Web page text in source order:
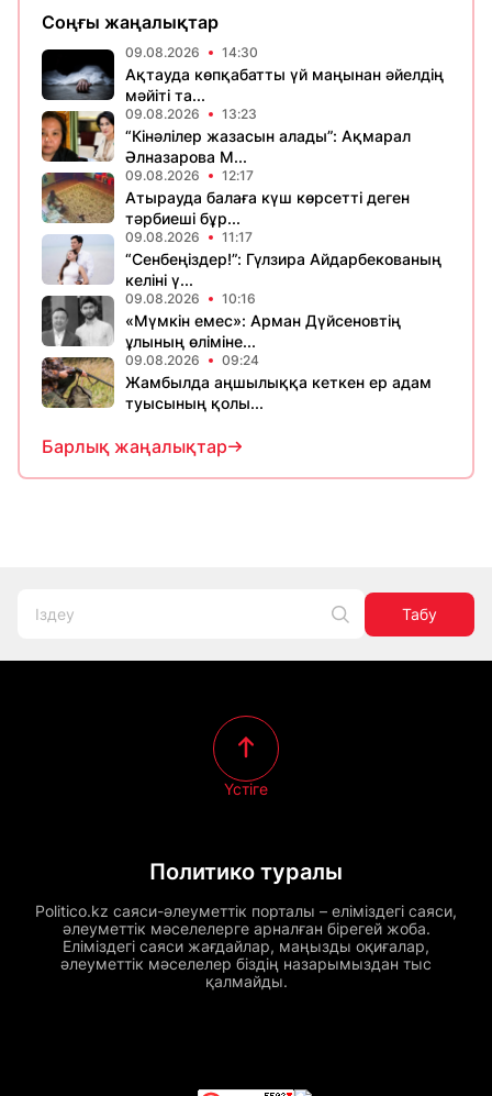
Соңғы жаңалықтар
09.08.2026 14:30
Ақтауда көпқабатты үй маңынан әйелдің
мәйіті та...
09.08.2026 13:23
“Кінәлілер жазасын алады”: Ақмарал
Әлназарова М...
09.08.2026 12:17
Атырауда балаға күш көрсетті деген
тәрбиеші бұр...
09.08.2026 11:17
“Сенбеңіздер!”: Гүлзира Айдарбекованың
келіні ү...
09.08.2026 10:16
«Мүмкін емес»: Арман Дүйсеновтің
ұлының өліміне...
09.08.2026 09:24
Жамбылда аңшылыққа кеткен ер адам
туысының қолы...
Барлық жаңалықтар
Табу
Политико туралы
Politico.kz саяси-әлеуметтік порталы – еліміздегі саяси,
әлеуметтік мәселелерге арналған бірегей жоба.
Еліміздегі саяси жағдайлар, маңызды оқиғалар,
әлеуметтік мәселелер біздің назарымыздан тыс
қалмайды.
Үстіге